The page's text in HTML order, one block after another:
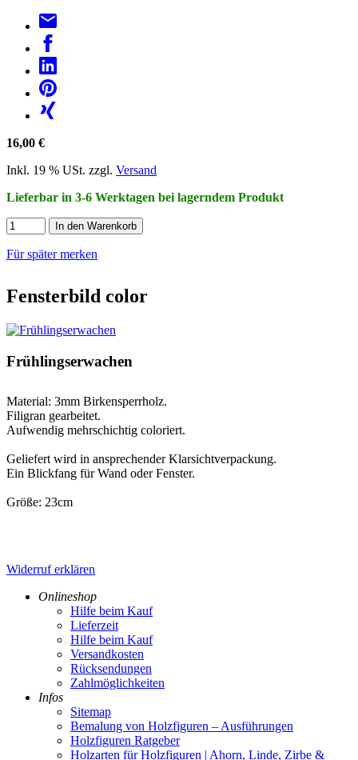
16,00 €
Inkl. 19 % USt. zzgl. Versand
Lieferbar in 3-6 Werktagen bei lagerndem Produkt
In den Warenkorb
Für später merken
Fensterbild color
Frühlingserwachen
Material: 3mm Birkensperrholz.
Filigran gearbeitet.
Aufwendig mehrschichtig coloriert.
Geliefert wird in ansprechender Klarsichtverpackung.
Ein Blickfang für Wand oder Fenster.
Größe: 23cm
Widerruf erklären
Onlineshop
Hilfe beim Kauf
Lieferzeit
Hilfe beim Kauf
Versandkosten
Rücksendungen
Zahlmöglichkeiten
Infos
Sitemap
Bemalung von Holzfiguren – Ausführungen
Holzfiguren Ratgeber
Holzarten für Holzfiguren | Ahorn, Linde, Zirbe &